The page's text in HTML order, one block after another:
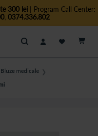
300 lei| Program Call Center:
, 0374.336.802
Cautare
Bluze medicale ❯